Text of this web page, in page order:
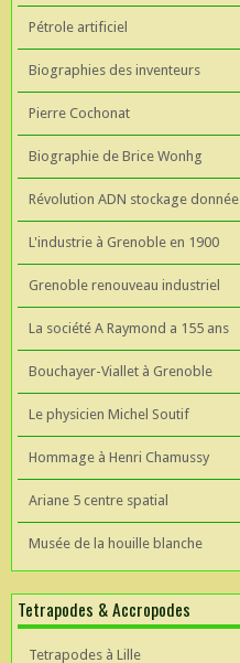
Pétrole artificiel
Biographies des inventeurs
Pierre Cochonat
Biographie de Brice Wonhg
Révolution ADN stockage donnée
L'industrie à Grenoble en 1900
Grenoble renouveau industriel
La société A Raymond a 155 ans
Bouchayer-Viallet à Grenoble
Le physicien Michel Soutif
Hommage à Henri Chamussy
Ariane 5 centre spatial
Musée de la houille blanche
Tetrapodes & Accropodes
Tetrapodes à Lille